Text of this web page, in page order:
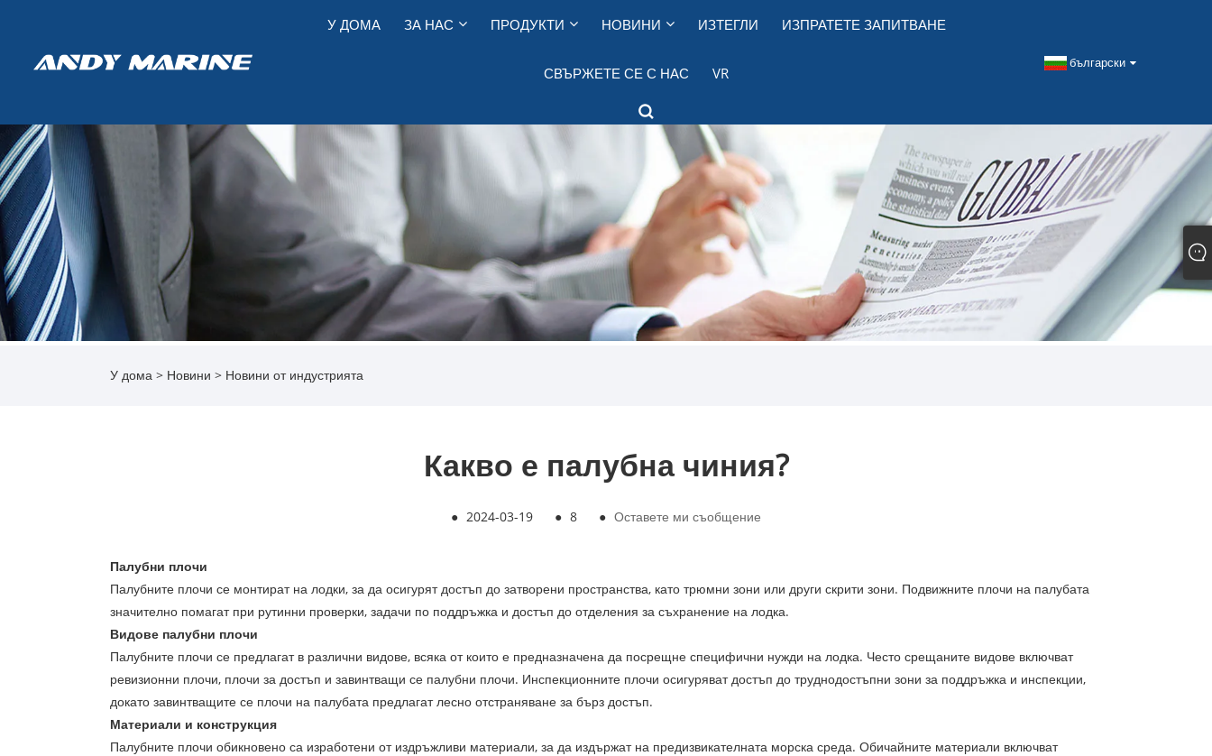
У ДОМА ЗА НАС ПРОДУКТИ НОВИНИ ИЗТЕГЛИ ИЗПРАТЕТЕ ЗАПИТВАНЕ
СВЪРЖЕТЕ СЕ С НАС VR
български
У дома > Новини > Новини от индустрията
Какво е палубна чиния?
● 2024-03-19 ● 8 ● Оставете ми съобщение
Палубни плочи
Палубните плочи се монтират на лодки, за да осигурят достъп до затворени пространства, като трюмни зони или други скрити зони. Подвижните плочи на палубата
значително помагат при рутинни проверки, задачи по поддръжка и достъп до отделения за съхранение на лодка.
Видове палубни плочи
Палубните плочи се предлагат в различни видове, всяка от които е предназначена да посрещне специфични нужди на лодка. Често срещаните видове включват
ревизионни плочи, плочи за достъп и завинтващи се палубни плочи. Инспекционните плочи осигуряват достъп до труднодостъпни зони за поддръжка и инспекции,
докато завинтващите се плочи на палубата предлагат лесно отстраняване за бърз достъп.
Материали и конструкция
Палубните плочи обикновено са изработени от издръжливи материали, за да издържат на предизвикателната морска среда. Обичайните материали включват